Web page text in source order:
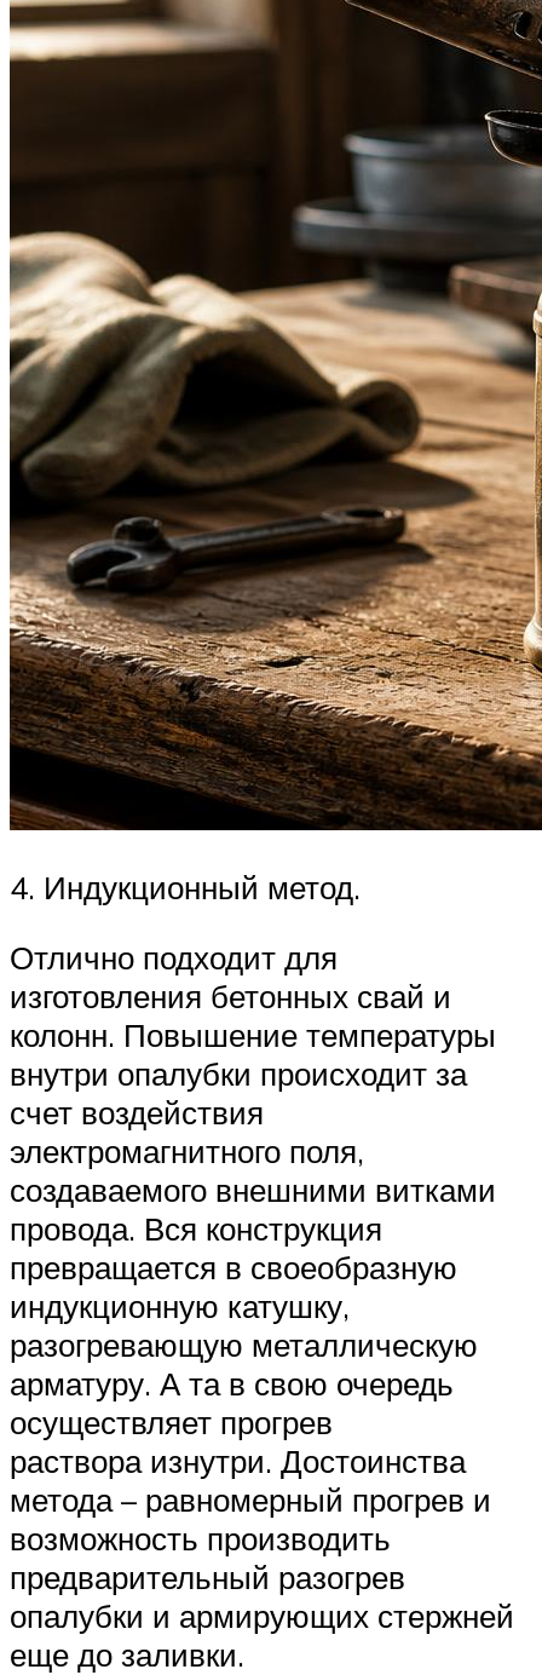
4. Индукционный метод.
Отлично подходит для
изготовления бетонных свай и
колонн. Повышение температуры
внутри опалубки происходит за
счет воздействия
электромагнитного поля,
создаваемого внешними витками
провода. Вся конструкция
превращается в своеобразную
индукционную катушку,
разогревающую металлическую
арматуру. А та в свою очередь
осуществляет прогрев
раствора изнутри. Достоинства
метода – равномерный прогрев и
возможность производить
предварительный разогрев
опалубки и армирующих стержней
еще до заливки.